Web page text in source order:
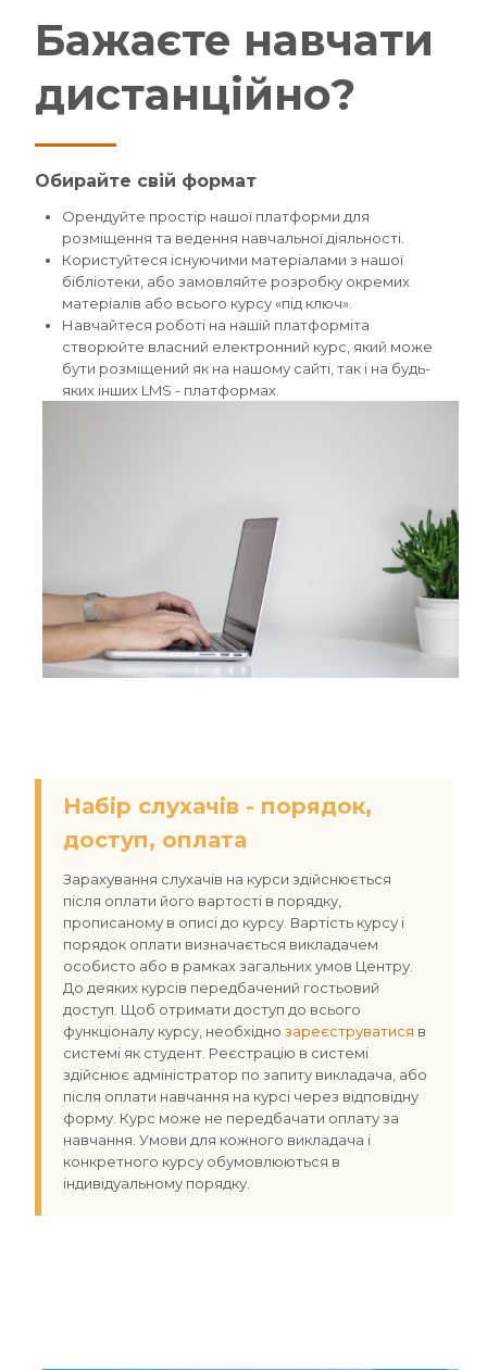
Бажаєте навчати
дистанційно?
Обирайте свій формат
Орендуйте простір нашої платформи для
розміщення та ведення навчальної діяльності.
Користуйтеся існуючими матеріалами з нашої
бібліотеки, або замовляйте розробку окремих
матеріалів або всього курсу «під ключ».
Навчайтеся роботі на нашій платформіта
створюйте власний електронний курс, який може
бути розміщений як на нашому сайті, так і на будь-
яких інших LMS - платформах.
Набір слухачів - порядок,
доступ, оплата
Зарахування слухачів на курси здійснюється
після оплати його вартості в порядку,
прописаному в описі до курсу. Вартість курсу і
порядок оплати визначається викладачем
особисто або в рамках загальних умов Центру.
До деяких курсів передбачений гостьовий
доступ. Щоб отримати доступ до всього
функціоналу курсу, необхіднозареєструватися в
системі як студент. Реєстрацію в системі
здійснює адміністратор по запиту викладача, або
після оплати навчання на курсі через відповідну
форму. Курс може не передбачати оплату за
навчання. Умови для кожного викладача і
конкретного курсу обумовлюються в
індивідуальному порядку.